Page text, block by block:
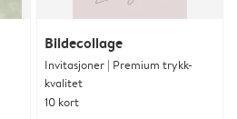
Bildecollage
Invitasjoner | Premium trykk-
kvalitet
10 kort